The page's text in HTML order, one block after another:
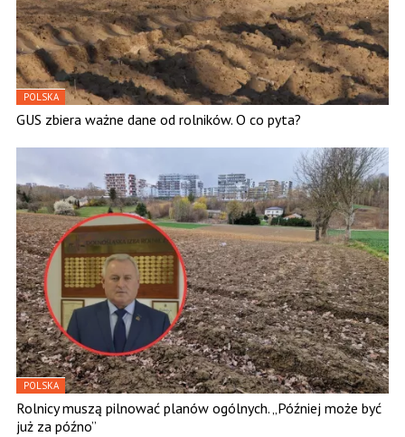
POLSKA
GUS zbiera ważne dane od rolników. O co pyta?
POLSKA
Rolnicy muszą pilnować planów ogólnych. „Później może być
już za późno”